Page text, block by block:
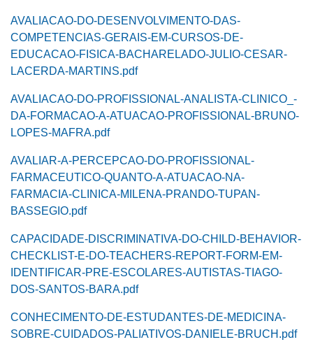
AVALIACAO-DO-DESENVOLVIMENTO-DAS-
COMPETENCIAS-GERAIS-EM-CURSOS-DE-
EDUCACAO-FISICA-BACHARELADO-JULIO-CESAR-
LACERDA-MARTINS.pdf
AVALIACAO-DO-PROFISSIONAL-ANALISTA-CLINICO_-
DA-FORMACAO-A-ATUACAO-PROFISSIONAL-BRUNO-
LOPES-MAFRA.pdf
AVALIAR-A-PERCEPCAO-DO-PROFISSIONAL-
FARMACEUTICO-QUANTO-A-ATUACAO-NA-
FARMACIA-CLINICA-MILENA-PRANDO-TUPAN-
BASSEGIO.pdf
CAPACIDADE-DISCRIMINATIVA-DO-CHILD-BEHAVIOR-
CHECKLIST-E-DO-TEACHERS-REPORT-FORM-EM-
IDENTIFICAR-PRE-ESCOLARES-AUTISTAS-TIAGO-
DOS-SANTOS-BARA.pdf
CONHECIMENTO-DE-ESTUDANTES-DE-MEDICINA-
SOBRE-CUIDADOS-PALIATIVOS-DANIELE-BRUCH.pdf